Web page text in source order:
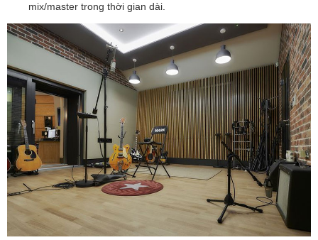
mix/master trong thời gian dài.